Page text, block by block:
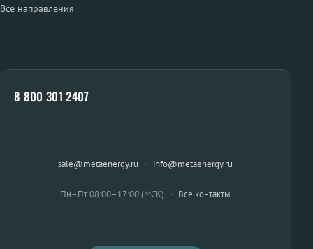
Все направления
8 800 301 2407
sale@metaenergy.ru · info@metaenergy.ru
Пн–Пт 08:00–17:00 (МСК) · Все контакты